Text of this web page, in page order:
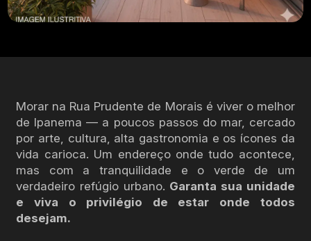
Morar na Rua Prudente de Morais é viver o melhor
de Ipanema — a poucos passos do mar, cercado
por arte, cultura, alta gastronomia e os ícones da
vida carioca. Um endereço onde tudo acontece,
mas com a tranquilidade e o verde de um
verdadeiro refúgio urbano. Garanta sua unidade
e viva o privilégio de estar onde todos
desejam.